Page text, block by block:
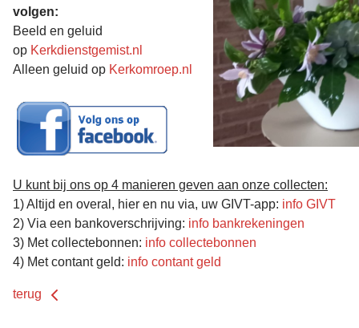
volgen:
Beeld en geluid
op Kerkdienstgemist.nl
Alleen geluid op Kerkomroep.nl
U kunt bij ons op 4 manieren geven aan onze collecten:
1) Altijd en overal, hier en nu via, uw GIVT-app: info GIVT
2) Via een bankoverschrijving: info bankrekeningen
3) Met collectebonnen: info collectebonnen
4) Met contant geld: info contant geld
terug